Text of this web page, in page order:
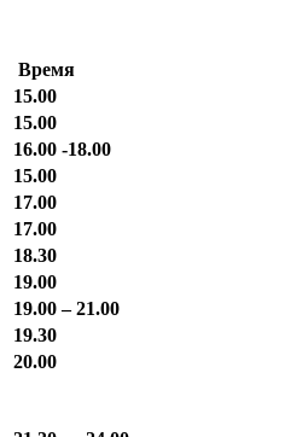
Время
15.00
15.00
16.00 -18.00
15.00
17.00
17.00
18.30
19.00
19.00 – 21.00
19.30
20.00